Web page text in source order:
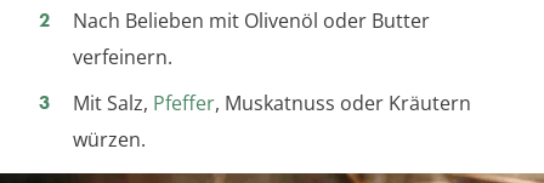
Nach Belieben mit Olivenöl oder Butter
verfeinern.
Mit Salz, Pfeffer, Muskatnuss oder Kräutern
würzen.